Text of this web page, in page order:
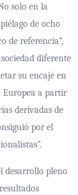
solo en la
de ocho
de referencia”,
diferente
su encaje en
Europea a partir
derivadas de
por el
desarrollo pleno